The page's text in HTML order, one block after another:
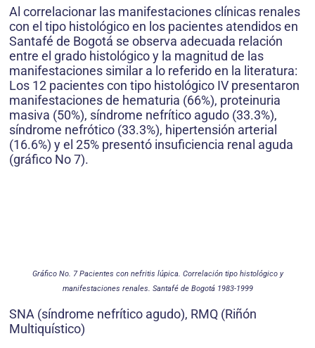
Al correlacionar las manifestaciones clínicas renales
con el tipo histológico en los pacientes atendidos en
Santafé de Bogotá se observa adecuada relación
entre el grado histológico y la magnitud de las
manifestaciones similar a lo referido en la literatura:
Los 12 pacientes con tipo histológico IV presentaron
manifestaciones de hematuria (66%), proteinuria
masiva (50%), síndrome nefrítico agudo (33.3%),
síndrome nefrótico (33.3%), hipertensión arterial
(16.6%) y el 25% presentó insuficiencia renal aguda
(gráfico No 7).
Gráfico No. 7 Pacientes con nefritis lúpica. Correlación tipo histológico y
manifestaciones renales. Santafé de Bogotá 1983-1999
SNA (síndrome nefrítico agudo), RMQ (Riñón
Multiquístico)